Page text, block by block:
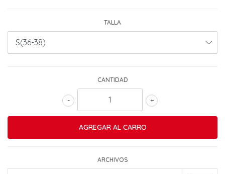
TALLA
CANTIDAD
+
-
ARCHIVOS